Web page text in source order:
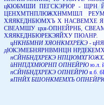
цКЮБМШИ ПЕГСКЭРЮР - ЩРН
ЦЕНХМТНПЛЮЖХНММШЛ
ХЯЯКЕДНБЮМХЪ Х НАСВЕМХЕ
СВЕАМШУ цхя-ОПНЕЙРНБ,
ХЯЯКЕДНБЮРЕКЭЯЙХУ ПЮАНР.
цНКНБМНИ ХЯОНКМХРЕКЭ -
дЮКЭМЕБНЯРНВМНЦН
пСЙНБНДХРЕКЭ
йННПДХМЮРНП ОПНЕЙРЮ ю.л.
пСЙНБНДХРЕКЭ ОПНЕЙРЮ я.б.
яПНЙХ БШОНКМЕМХЪ